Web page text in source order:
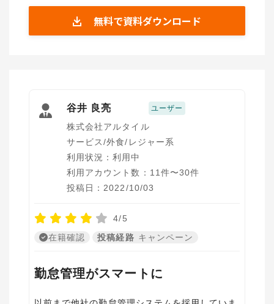
無料で資料ダウンロード
谷井 良亮 ユーザー
株式会社アルタイル
サービス/外食/レジャー系
利用状況：利用中
利用アカウント数：11件〜30件
投稿日：2022/10/03
4/5
在籍確認
投稿経路 キャンペーン
勤怠管理がスマートに